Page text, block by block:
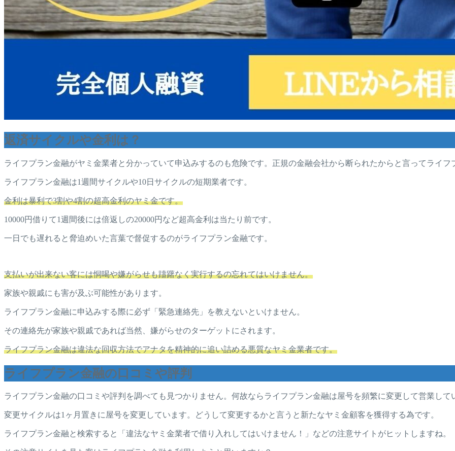
返済サイクルや金利は？
ライフプラン金融がヤミ金業者と分かっていて申込みするのも危険です。正規の金融会社から断られたからと言ってライ
ライフプラン金融は1週間サイクルや10日サイクルの短期業者です。
金利は暴利で3割や4割の超高金利のヤミ金です。
10000円借りて1週間後には倍返しの20000円など超高金利は当たり前です。
一日でも遅れると脅迫めいた言葉で督促するのがライフプラン金融です。
支払いが出来ない客には恫喝や嫌がらせも躊躇なく実行するの忘れてはいけません。
家族や親戚にも害が及ぶ可能性があります。
ライフプラン金融に申込みする際に必ず「緊急連絡先」を教えないといけません。
その連絡先が家族や親戚であれば当然、嫌がらせのターゲットにされます。
ライフプラン金融は違法な回収方法でアナタを精神的に追い詰める悪質なヤミ金業者です。
ライフプラン金融の口コミや評判
ライフプラン金融の口コミや評判を調べても見つかりません。何故ならライフプラン金融は屋号を頻繁に変更して営業して
変更サイクルは1ヶ月置きに屋号を変更しています。どうして変更するかと言うと新たなヤミ金顧客を獲得する為です。
ライフプラン金融と検索すると「違法なヤミ金業者で借り入れしてはいけません！」などの注意サイトがヒットしますね。